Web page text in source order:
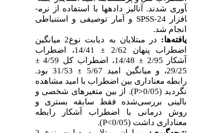
آوری شدند. آنالیز داده­ها با استفاده از نرم­
افزارSPSS-24 و آمار توصیفی و استنباطی
انجام شد.
یافته‌ها:
در مبتلایان به دیابت نوع2 میانگین
اضطراب پنهان 2/62
±
14/41، اضطراب
آشکار 2/95
±
±
29/25، و میانگین امید 5/67 ±
31/53 بود.
رابطه معناداری بین اضطراب با امید مشاهده
نگردید (0/05
P>). از بین متغیرهای شخصی و
بالینی بررسی‌شده فقط سابقه بستری و
روش درمانی با اضطراب آشکار رابطه
معناداری داشت (0/05
P<
).